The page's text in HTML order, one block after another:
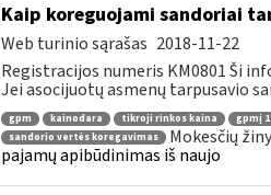
Kaip koreguojami sandoriai
Web turinio sąrašas 2018-11-22
Registracijos numeris KM0801 Ši
Jei asocijuotų asmenų tarpusavio
gpm kainodara tikroji rinkos kaina gpmį
sandorio vertės koregavimas
Mokesčių
pajamų apibūdinimas iš naujo